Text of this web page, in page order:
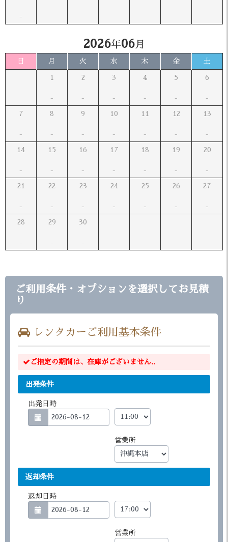
2026年06 月
日 月 火 水 木 金 土
1 2 3 4 5 6
7 8 9 10 11 12 13
14 15 16 17 18 19 20
21 22 23 24 25 26 27
28 29 30
ご利用条件・オプションを選択してお見積
り
レンタカーご利用基本条件
ご指定の期間は、在庫がございません..
出発条件
出発日時
営業所
返却条件
返却日時
営業所